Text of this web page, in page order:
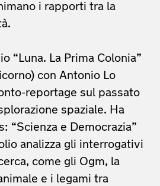
i rapporti tra la
“Luna. La Prima Colonia”
con Antonio Lo
reportage sul passato
spaziale. Ha
“Scienza e Democrazia”
analizza gli interrogativi
come gli Ogm, la
e i legami tra